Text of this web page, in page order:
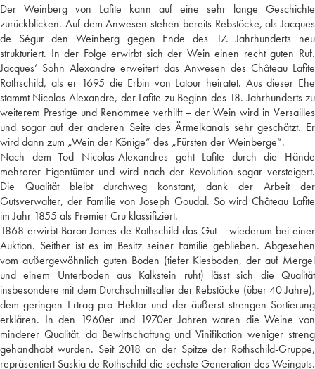
Der Weinberg von Lafite kann auf eine sehr lange Geschichte
zurückblicken. Auf dem Anwesen stehen bereits Rebstöcke, als Jacques
de Ségur den Weinberg gegen Ende des 17. Jahrhunderts neu
strukturiert. In der Folge erwirbt sich der Wein einen recht guten Ruf.
Jacques‘ Sohn Alexandre erweitert das Anwesen des Château Lafite
Rothschild, als er 1695 die Erbin von Latour heiratet. Aus dieser Ehe
stammt Nicolas-Alexandre, der Lafite zu Beginn des 18. Jahrhunderts zu
weiterem Prestige und Renommee verhilft – der Wein wird in Versailles
und sogar auf der anderen Seite des Ärmelkanals sehr geschätzt. Er
wird dann zum „Wein der Könige“ des „Fürsten der Weinberge“.
Nach dem Tod Nicolas-Alexandres geht Lafite durch die Hände
mehrerer Eigentümer und wird nach der Revolution sogar versteigert.
Die Qualität bleibt durchweg konstant, dank der Arbeit der
Gutsverwalter, der Familie von Joseph Goudal. So wird Château Lafite
im Jahr 1855 als Premier Cru klassifiziert.
1868 erwirbt Baron James de Rothschild das Gut – wiederum bei einer
Auktion. Seither ist es im Besitz seiner Familie geblieben. Abgesehen
vom außergewöhnlich guten Boden (tiefer Kiesboden, der auf Mergel
und einem Unterboden aus Kalkstein ruht) lässt sich die Qualität
insbesondere mit dem Durchschnittsalter der Rebstöcke (über 40 Jahre),
dem geringen Ertrag pro Hektar und der äußerst strengen Sortierung
erklären. In den 1960er und 1970er Jahren waren die Weine von
minderer Qualität, da Bewirtschaftung und Vinifikation weniger streng
gehandhabt wurden. Seit 2018 an der Spitze der Rothschild-Gruppe,
repräsentiert Saskia de Rothschild die sechste Generation des Weinguts.